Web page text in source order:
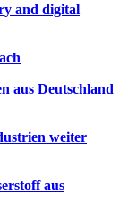
and digital
aus Deutschland
weiter
aus